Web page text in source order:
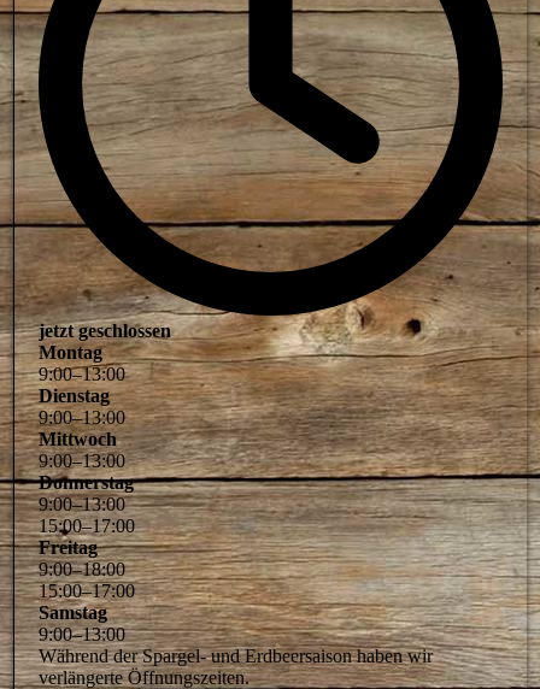
jetzt geschlossen
Montag
9:00–13:00
Dienstag
9:00–13:00
Mittwoch
9:00–13:00
Donnerstag
9:00–13:00
15:00–17:00
Freitag
9:00–18:00
15:00–17:00
Samstag
9:00–13:00
Während der Spargel- und Erdbeersaison haben wir
verlängerte Öffnungszeiten.